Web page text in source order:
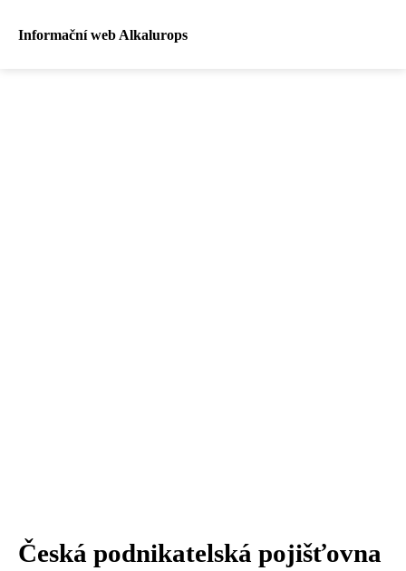
Informační web Alkalurops
Česká podnikatelská pojišťovna